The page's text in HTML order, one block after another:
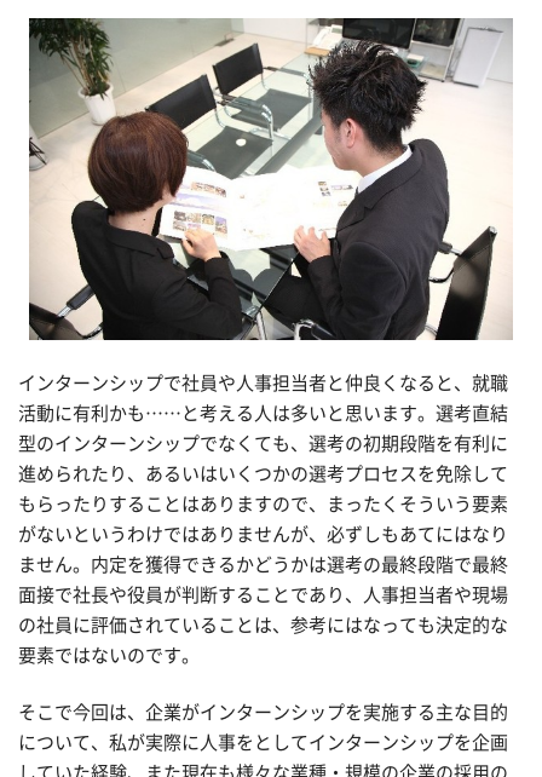
インターンシップで社員や人事担当者と仲良くなると、就職
活動に有利かも……と考える人は多いと思います。選考直結
型のインターンシップでなくても、選考の初期段階を有利に
進められたり、あるいはいくつかの選考プロセスを免除して
もらったりすることはありますので、まったくそういう要素
がないというわけではありませんが、必ずしもあてにはなり
ません。内定を獲得できるかどうかは選考の最終段階で最終
面接で社長や役員が判断することであり、人事担当者や現場
の社員に評価されていることは、参考にはなっても決定的な
要素ではないのです。
そこで今回は、企業がインターンシップを実施する主な目的
について、私が実際に人事をとしてインターンシップを企画
していた経験、また現在も様々な業種・規模の企業の採用の